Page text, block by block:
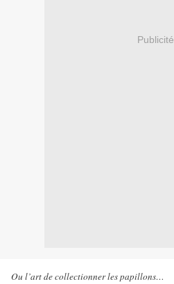
Publicité
Ou l’art de collectionner les papillons…